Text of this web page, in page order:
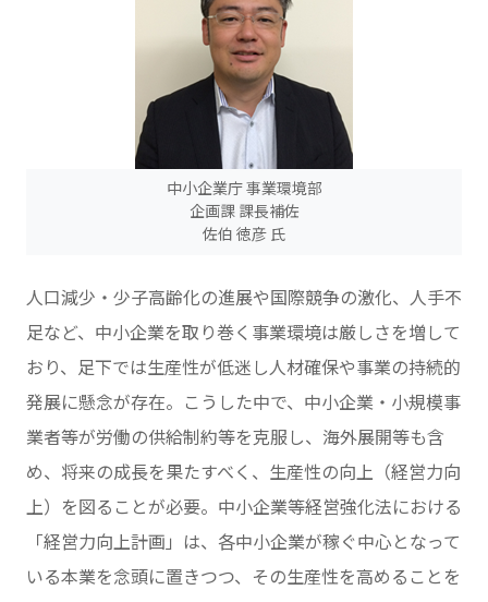
中小企業庁 事業環境部
企画課 課長補佐
佐伯 徳彦 氏
人口減少・少子高齢化の進展や国際競争の激化、人手不
足など、中小企業を取り巻く事業環境は厳しさを増して
おり、足下では生産性が低迷し人材確保や事業の持続的
発展に懸念が存在。こうした中で、中小企業・小規模事
業者等が労働の供給制約等を克服し、海外展開等も含
め、将来の成長を果たすべく、生産性の向上（経営力向
上）を図ることが必要。中小企業等経営強化法における
「経営力向上計画」は、各中小企業が稼ぐ中心となって
いる本業を念頭に置きつつ、その生産性を高めることを